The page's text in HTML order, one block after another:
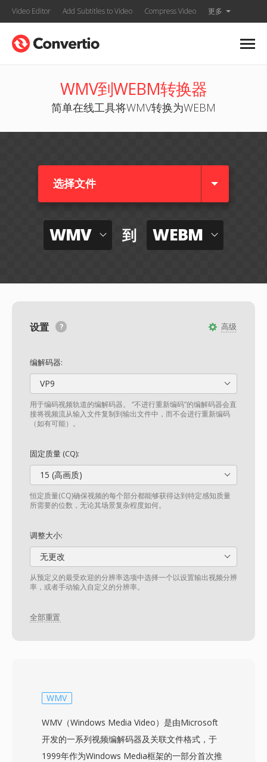
Video Editor Add Subtitles to Video Compress Video 更多
WMV到WEBM转换器
简单在线工具将WMV转换为WEBM
选择文件
WMV 到 WEBM
高级
设置
编解码器:
VP9
用于编码视频轨道的编解码器。 “不进行重新编码”的编解码器会直
接将视频流从输入文件复制到输出文件中，而不会进行重新编码
（如有可能）。
固定质量 (CQ):
15 (高画质)
恒定质量(CQ)确保视频的每个部分都能够获得达到特定感知质量
所需要的位数，无论其场景复杂程度如何。
调整大小:
无更改
从预定义的最受欢迎的分辨率选项中选择一个以设置输出视频分辨
率，或者手动输入自定义的分辨率。
全部重置
WMV
WMV（Windows Media Video）是由Microsoft
开发的一系列视频编解码器及关联文件格式，于
1999年作为Windows Media框架的一部分首次推